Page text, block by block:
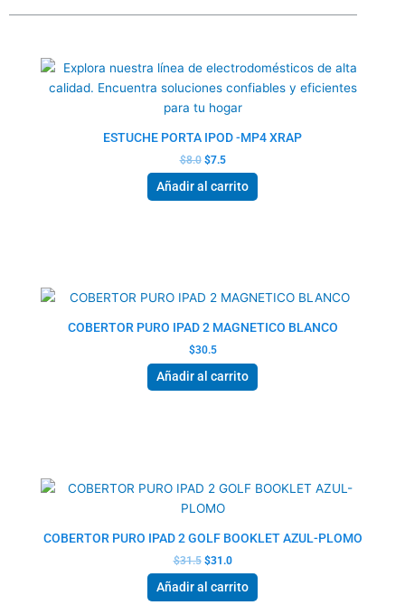
ESTUCHE PORTA IPOD -MP4 XRAP
$8.0
original
era:
$8.0.
$7.5
actual
es:
$7.5.
Añadir al carrito
COBERTOR PURO IPAD 2 MAGNETICO BLANCO
$30.5
Añadir al carrito
COBERTOR PURO IPAD 2 GOLF BOOKLET AZUL-PLOMO
$31.5
original
era:
$31.5.
$31.0
actual
es:
Añadir al carrito